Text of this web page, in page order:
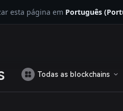
esta página em Português
Todas as blockchains